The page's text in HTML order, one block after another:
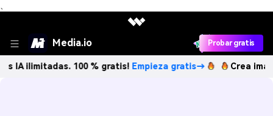
、
Media.io Probar gratis
100 % gratis!Empieza gratis→ Crea imágenes